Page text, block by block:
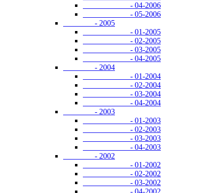
- 04-2006
- 05-2006
- 2005
- 01-2005
- 02-2005
- 03-2005
- 04-2005
- 2004
- 01-2004
- 02-2004
- 03-2004
- 04-2004
- 2003
- 01-2003
- 02-2003
- 03-2003
- 04-2003
- 2002
- 01-2002
- 02-2002
- 03-2002
- 04-2002